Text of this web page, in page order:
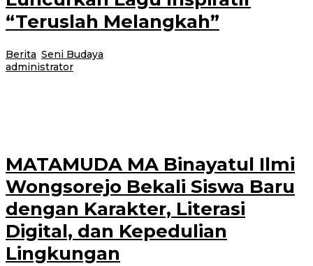
“Teruslah Melangkah”
Berita Seni Budaya
administrator
MATAMUDA MA Binayatul Ilmi
Wongsorejo Bekali Siswa Baru
dengan Karakter, Literasi
Digital, dan Kepedulian
Lingkungan